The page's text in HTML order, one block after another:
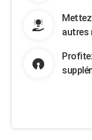
autres